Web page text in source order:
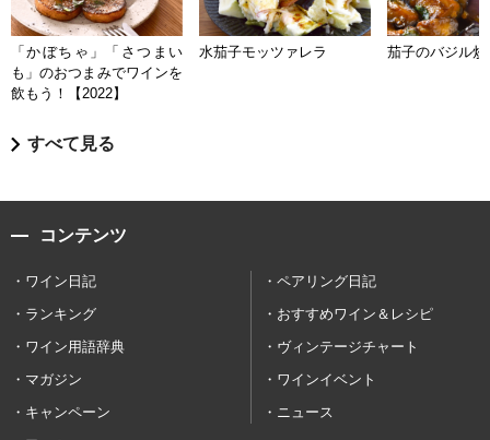
「かぼちゃ」「さつまい
も」のおつまみでワインを
飲もう！【2022】
水茄子モッツァレラ 茄子のバジル炒
すべて見る
コンテンツ
ワイン日記
ペアリング日記
ランキング
おすすめワイン＆レシピ
ワイン用語辞典
ヴィンテージチャート
マガジン
ワインイベント
キャンペーン
ニュース